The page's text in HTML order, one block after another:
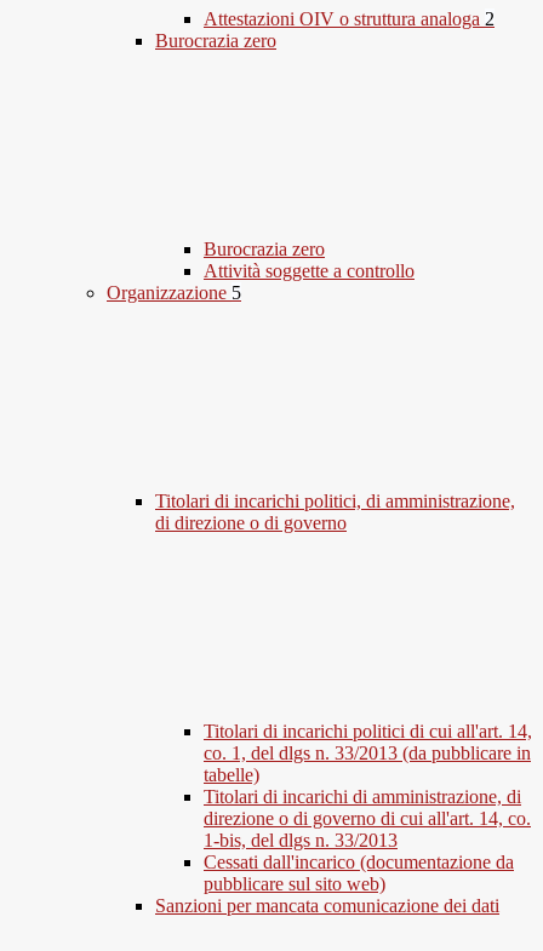
Attestazioni OIV o struttura analoga 2
Burocrazia zero
Burocrazia zero
Attività soggette a controllo
Organizzazione 5
Titolari di incarichi politici, di amministrazione,
di direzione o di governo
Titolari di incarichi politici di cui all'art. 14,
co. 1, del dlgs n. 33/2013 (da pubblicare in
tabelle)
Titolari di incarichi di amministrazione, di
direzione o di governo di cui all'art. 14, co.
1-bis, del dlgs n. 33/2013
Cessati dall'incarico (documentazione da
pubblicare sul sito web)
Sanzioni per mancata comunicazione dei dati